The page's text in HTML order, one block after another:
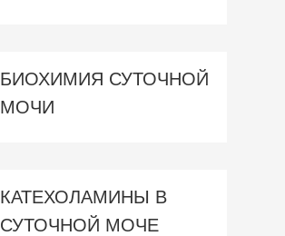
БИОХИМИЯ СУТОЧНОЙ
МОЧИ
КАТЕХОЛАМИНЫ В
СУТОЧНОЙ МОЧЕ